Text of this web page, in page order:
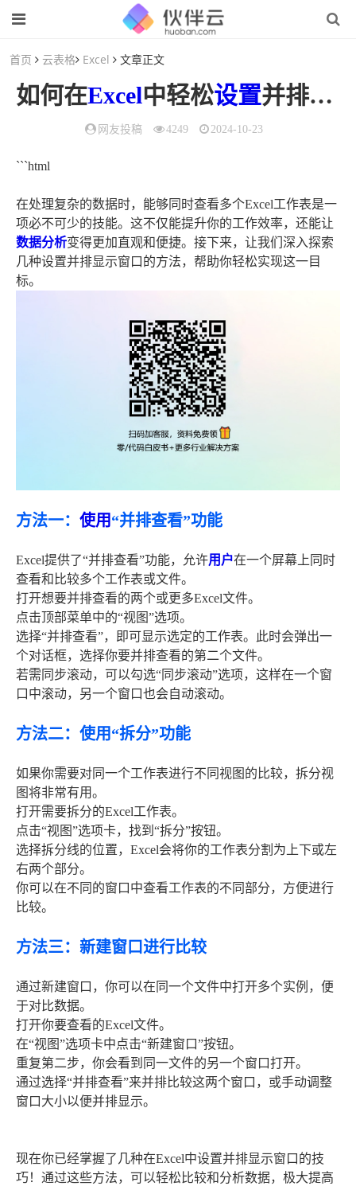
首页 云表格 Excel 文章正文
如何在Excel中轻松设置并排显示窗口，掌握技巧提高效率！
网友投稿 4249 2024-10-23
```html
在处理复杂的数据时，能够同时查看多个Excel工作表是一
项必不可少的技能。这不仅能提升你的工作效率，还能让
数据分析变得更加直观和便捷。接下来，让我们深入探索
几种设置并排显示窗口的方法，帮助你轻松实现这一目
标。
方法一： 使用“并排查看”功能
Excel提供了“并排查看”功能，允许用户在一个屏幕上同时
查看和比较多个工作表或文件。
打开想要并排查看的两个或更多Excel文件。
点击顶部菜单中的“视图”选项。
选择“并排查看”，即可显示选定的工作表。此时会弹出一
个对话框，选择你要并排查看的第二个文件。
若需同步滚动，可以勾选“同步滚动”选项，这样在一个窗
口中滚动，另一个窗口也会自动滚动。
方法二：使用“拆分”功能
如果你需要对同一个工作表进行不同视图的比较，拆分视
图将非常有用。
打开需要拆分的Excel工作表。
点击“视图”选项卡，找到“拆分”按钮。
选择拆分线的位置，Excel会将你的工作表分割为上下或左
右两个部分。
你可以在不同的窗口中查看工作表的不同部分，方便进行
比较。
方法三：新建窗口进行比较
通过新建窗口，你可以在同一个文件中打开多个实例，便
于对比数据。
打开你要查看的Excel文件。
在“视图”选项卡中点击“新建窗口”按钮。
重复第二步，你会看到同一文件的另一个窗口打开。
通过选择“并排查看”来并排比较这两个窗口，或手动调整
窗口大小以便并排显示。
现在你已经掌握了几种在Excel中设置并排显示窗口的技
巧！通过这些方法，可以轻松比较和分析数据，极大提高